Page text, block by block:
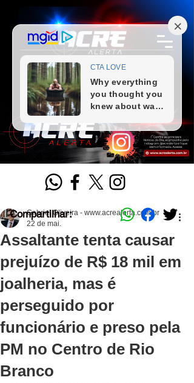
Assaltante tenta causar
prejuízo de R$ 18 mil em
joalheria, mas é
perseguido por
funcionário e preso pela
PM no Centro de Rio
Branco
Gabriel Oliveira - www.acrealerta.com.br
22 de mai.
Compartilhar: